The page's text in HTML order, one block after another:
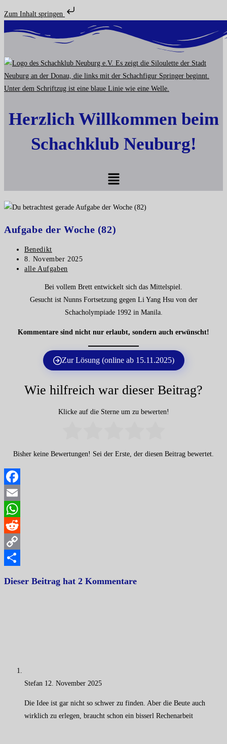
Zum Inhalt springen
Herzlich Willkommen beim
Schachklub Neuburg!
Menü
Aufgabe der Woche (82)
Beitrags-
Autor:
Benedikt
Beitrag
veröffentlicht:
8. November 2025
Beitrags-
alle Aufgaben
Bei vollem Brett entwickelt sich das Mittelspiel.
Gesucht ist Nunns Fortsetzung gegen Li Yang Hsu von der
Schacholympiade 1992 in Manila.
Kommentare sind nicht nur erlaubt, sondern auch erwünscht!
Zur Lösung (online ab 15.11.2025)
Wie hilfreich war dieser Beitrag?
Klicke auf die Sterne um zu bewerten!
Bisher keine Bewertungen! Sei der Erste, der diesen Beitrag bewertet.
Facebook
Email
WhatsApp
Reddit
Copy
Dieser Beitrag hat 2 Kommentare
Stefan 12. November 2025
Die Idee ist gar nicht so schwer zu finden. Aber die Beute auch
wirklich zu erlegen, braucht schon ein bisserl Rechenarbeit